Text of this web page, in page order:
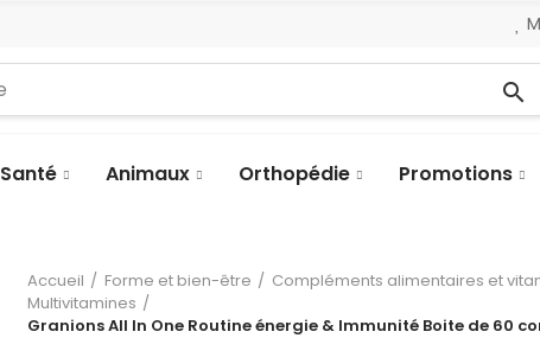
search
Santé Animaux Orthopédie Promotions
Accueil Forme et bien-être
Compléments alimentaires et
Multivitamines
Granions All In One Routine énergie & Immunité Boite de 60